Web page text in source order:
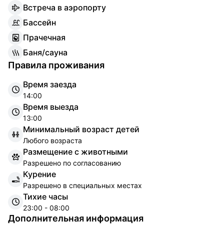
Встреча в аэропорту
Бассейн
Прачечная
Баня/сауна
Правила проживания
Время заезда
14:00
Время выезда
13:00
Минимальный возраст детей
Любого возраста
Размещение с животными
Разрешено по согласованию
Курение
Разрешено в специальных местах
Тихие часы
23:00 - 08:00
Дополнительная информация